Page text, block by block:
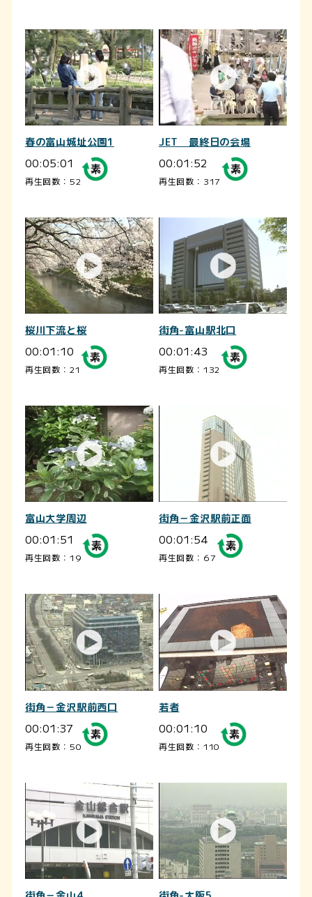
春の富山城址公園1
00:05:01
再生回数：52
JET 最終日の会場
00:01:52
再生回数：317
桜川下流と桜
00:01:10
再生回数：21
街角-富山駅北口
00:01:43
再生回数：132
富山大学周辺
00:01:51
再生回数：19
街角－金沢駅前正面
00:01:54
再生回数：67
街角－金沢駅前西口
00:01:37
再生回数：50
若者
00:01:10
再生回数：110